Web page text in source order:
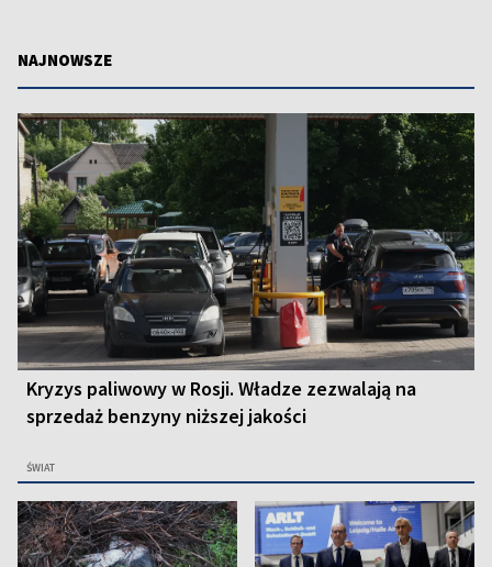
NAJNOWSZE
Kryzys paliwowy w Rosji. Władze zezwalają na
sprzedaż benzyny niższej jakości
ŚWIAT